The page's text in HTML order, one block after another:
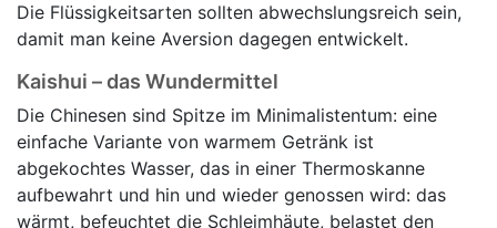
Rubriken
Die Flüssigkeitsarten sollten abwechslungsreich sein,
damit man keine Aversion dagegen entwickelt.
Kaishui – das Wundermittel
Die Chinesen sind Spitze im Minimalistentum: eine
einfache Variante von warmem Getränk ist
abgekochtes Wasser, das in einer Thermoskanne
aufbewahrt und hin und wieder genossen wird: das
wärmt, befeuchtet die Schleimhäute, belastet den